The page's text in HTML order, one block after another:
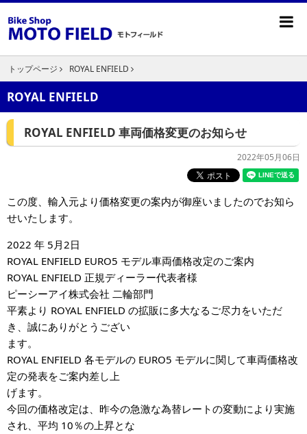
トップページ ROYAL ENFIELD
ROYAL ENFIELD
ROYAL ENFIELD 車両価格変更のお知らせ
2022年05月06日
この度、輸入元より価格変更の案内が御座いましたのでお知ら
せいたします。
2022 年 5月2日
ROYAL ENFIELD EURO5 モデル車両価格改定のご案内
ROYAL ENFIELD 正規ディーラー代表者様
ピーシーアイ株式会社 二輪部門
平素より ROYAL ENFIELD の拡販に多大なるご尽力をいただ
き、誠にありがとうござい
ます。
ROYAL ENFIELD 各モデルの EURO5 モデルに関して車両価格改
定の発表をご案内差し上
げます。
今回の価格改定は、昨今の急激な為替レートの変動により実施
され、平均 10％の上昇とな